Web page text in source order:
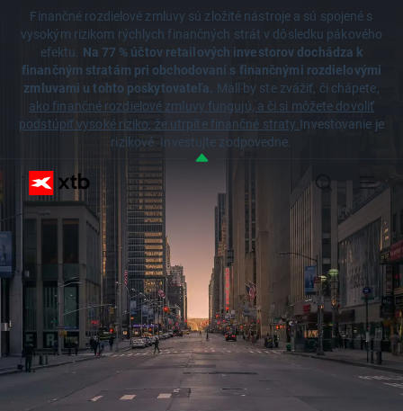
Finančné rozdielové zmluvy sú zložité nástroje a sú spojené s
vysokým rizikom rýchlych finančných strát v dôsledku pákového
efektu. Na 77 % účtov retailových investorov dochádza k
finančným stratám pri obchodovaní s finančnými rozdielovými
zmluvami u tohto poskytovateľa. Mali by ste zvážiť, či chápete,
ako finančné rozdielové zmluvy fungujú, a či si môžete dovoliť
podstúpiť vysoké riziko, že utrpíte finančné straty.Investovanie je
rizikové. Investujte zodpovedne.